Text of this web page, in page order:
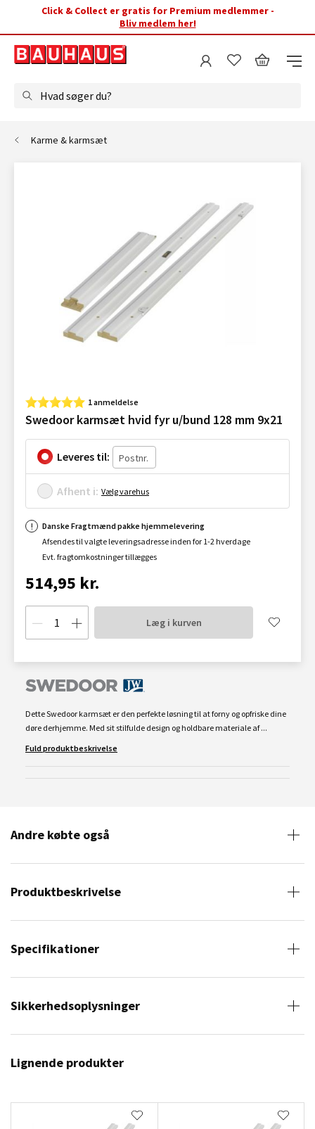
Click & Collect er gratis for Premium medlemmer -
Bliv medlem her!
Hvad søger du?
Karme & karmsæt
1 anmeldelse
Swedoor karmsæt hvid fyr u/bund 128 mm 9x21
Leveres til:
Afhent i: Vælg varehus
Danske Fragtmænd pakke hjemmelevering
Afsendes til valgte leveringsadresse inden for 1-2 hverdage
Evt. fragtomkostninger tillægges
514,95 kr.
Læg i kurven
Dette Swedoor karmsæt er den perfekte løsning til at forny og opfriske dine
døre derhjemme. Med sit stilfulde design og holdbare materiale af ...
Fuld produktbeskrivelse
Andre købte også
Produktbeskrivelse
Specifikationer
Sikkerhedsoplysninger
Lignende produkter